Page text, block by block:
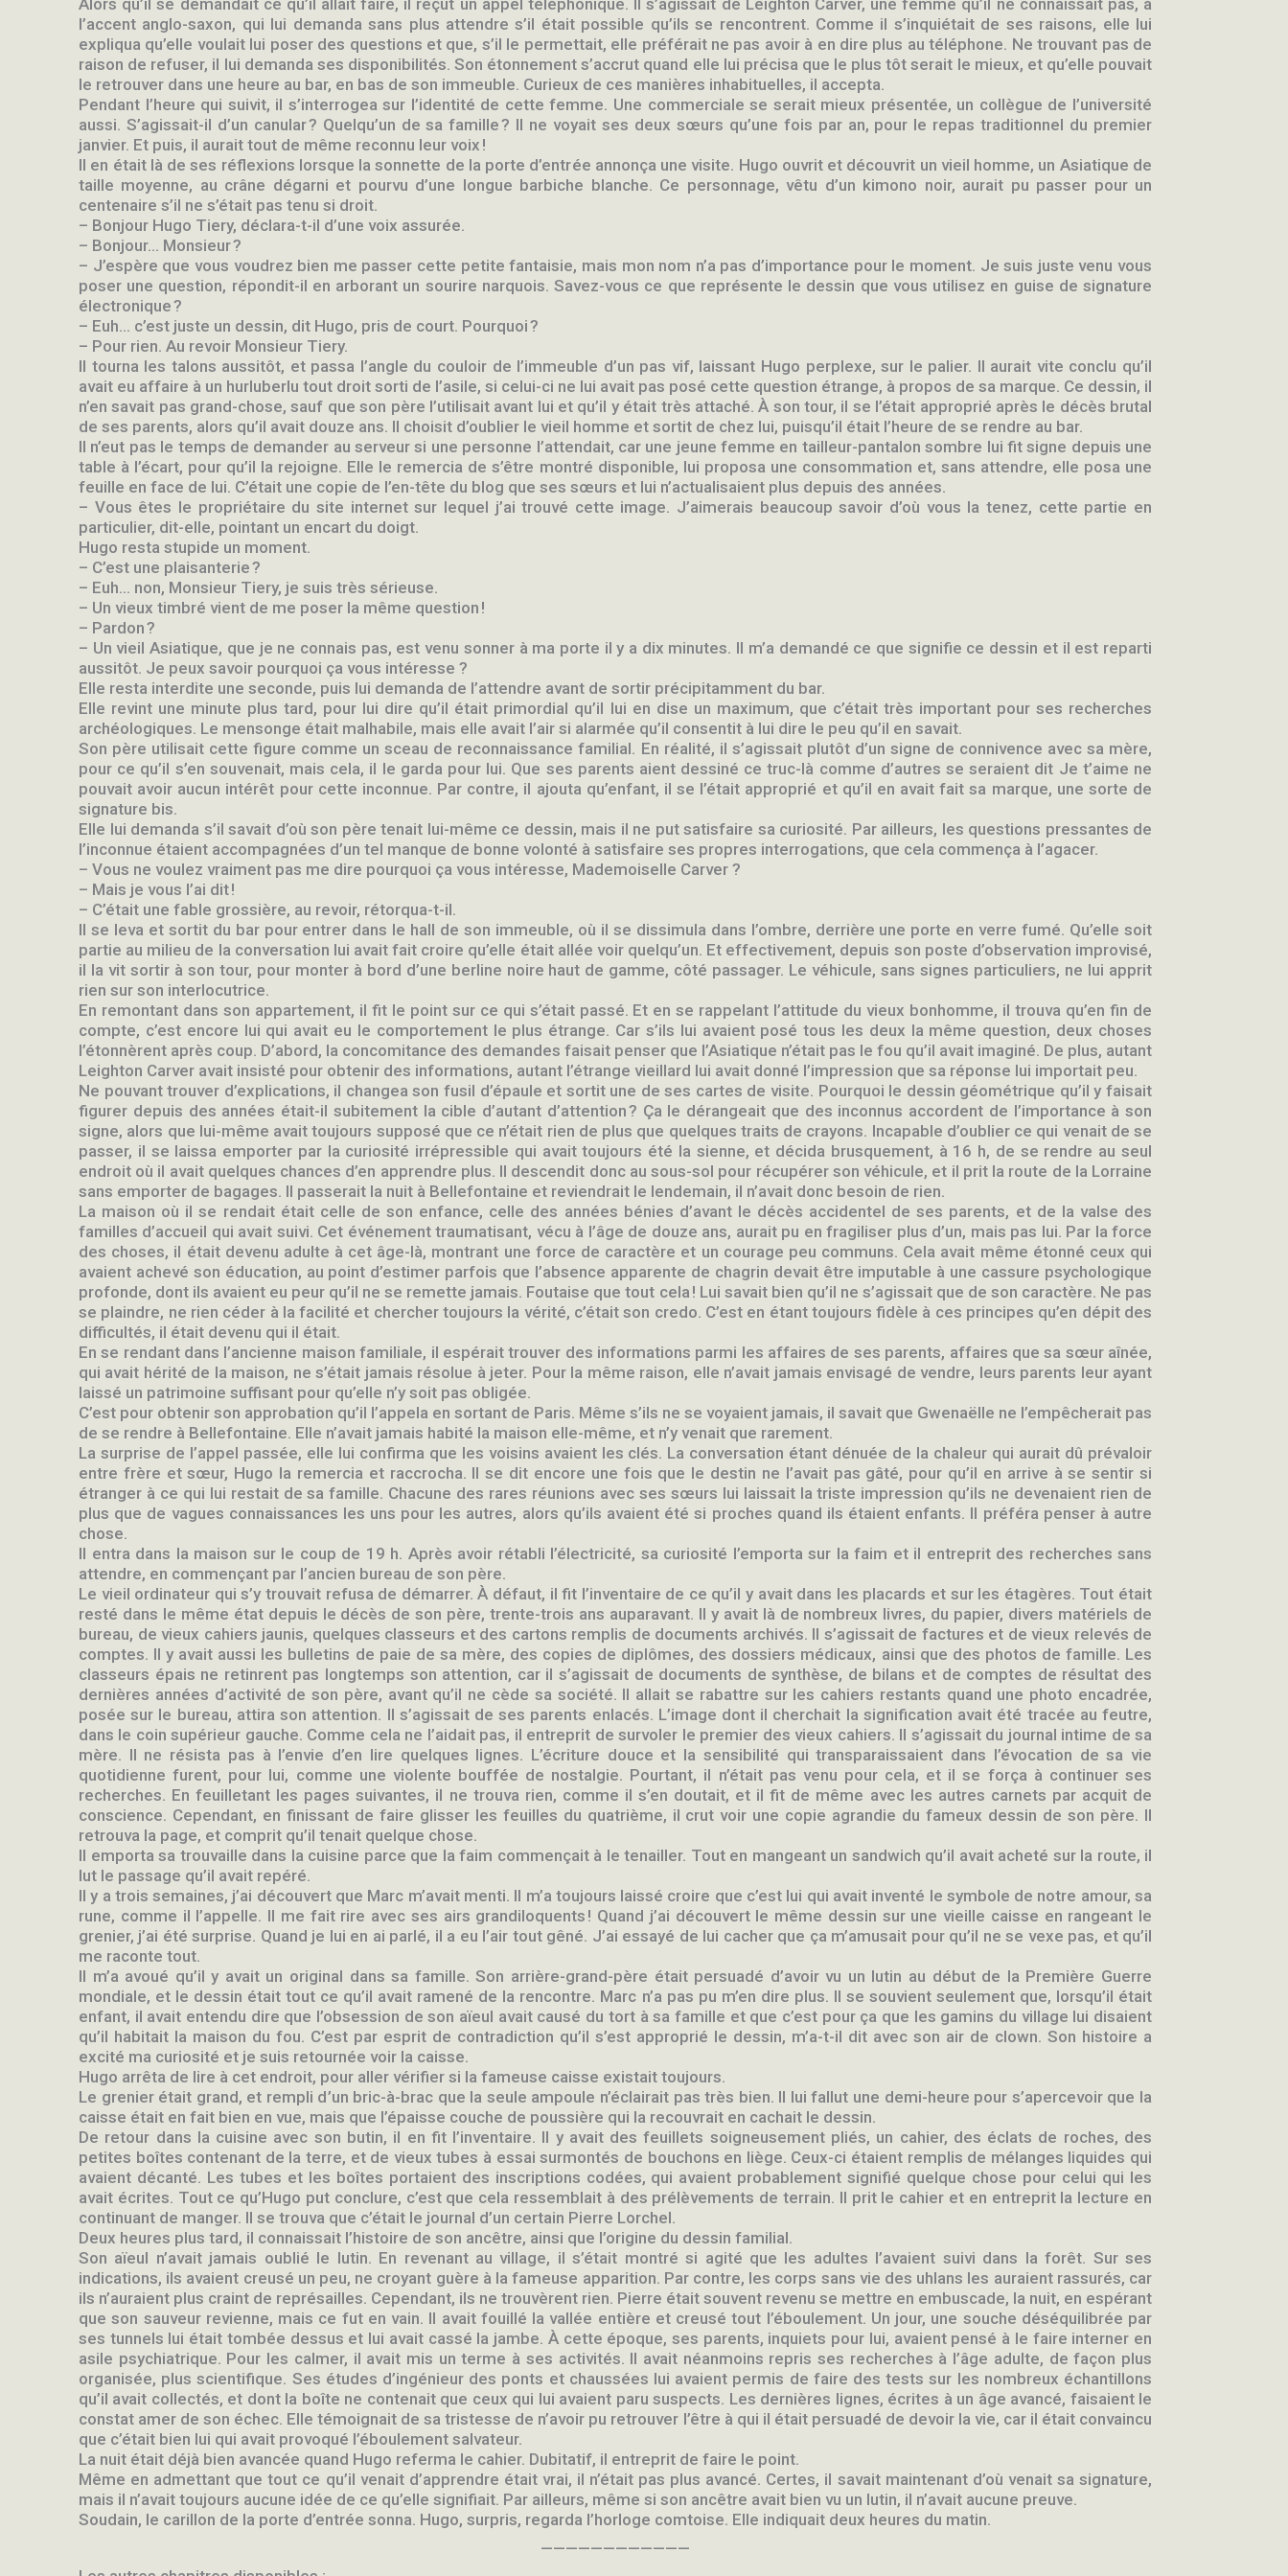
m
t
Alors qu’il se demandait ce qu’il allait faire, il reçut un appel téléphonique. Il s’agissait de Leighton Carver, une femme qu’il ne connaissait pas, à
l’accent anglo-saxon, qui lui demanda sans plus attendre s’il était possible qu’ils se rencontrent. Comme il s’inquiétait de ses raisons, elle lui
expliqua qu’elle voulait lui poser des questions et que, s’il le permettait, elle préférait ne pas avoir à en dire plus au téléphone. Ne trouvant pas de
raison de refuser, il lui demanda ses disponibilités. Son étonnement s’accrut quand elle lui précisa que le plus tôt serait le mieux, et qu’elle pouvait
le retrouver dans une heure au bar, en bas de son immeuble. Curieux de ces manières inhabituelles, il accepta.
Pendant l’heure qui suivit, il s’interrogea sur l’identité de cette femme. Une commerciale se serait mieux présentée, un collègue de l’université
aussi. S’agissait-il d’un canular ? Quelqu’un de sa famille ? Il ne voyait ses deux sœurs qu’une fois par an, pour le repas traditionnel du premier
janvier. Et puis, il aurait tout de même reconnu leur voix !
Il en était là de ses réflexions lorsque la sonnette de la porte d’entrée annonça une visite. Hugo ouvrit et découvrit un vieil homme, un Asiatique de
taille moyenne, au crâne dégarni et pourvu d’une longue barbiche blanche. Ce personnage, vêtu d’un kimono noir, aurait pu passer pour un
centenaire s’il ne s’était pas tenu si droit.
– Bonjour Hugo Tiery, déclara-t-il d’une voix assurée.
– Bonjour… Monsieur ?
– J’espère que vous voudrez bien me passer cette petite fantaisie, mais mon nom n’a pas d’importance pour le moment. Je suis juste venu vous
poser une question, répondit-il en arborant un sourire narquois. Savez-vous ce que représente le dessin que vous utilisez en guise de signature
électronique ?
– Euh… c’est juste un dessin, dit Hugo, pris de court. Pourquoi ?
– Pour rien. Au revoir Monsieur Tiery.
Il tourna les talons aussitôt, et passa l’angle du couloir de l’immeuble d’un pas vif, laissant Hugo perplexe, sur le palier. Il aurait vite conclu qu’il
avait eu affaire à un hurluberlu tout droit sorti de l’asile, si celui-ci ne lui avait pas posé cette question étrange, à propos de sa marque. Ce dessin, il
n’en savait pas grand-chose, sauf que son père l’utilisait avant lui et qu’il y était très attaché. À son tour, il se l’était approprié après le décès brutal
de ses parents, alors qu’il avait douze ans. Il choisit d’oublier le vieil homme et sortit de chez lui, puisqu’il était l’heure de se rendre au bar.
Il n’eut pas le temps de demander au serveur si une personne l’attendait, car une jeune femme en tailleur-pantalon sombre lui fit signe depuis une
table à l’écart, pour qu’il la rejoigne. Elle le remercia de s’être montré disponible, lui proposa une consommation et, sans attendre, elle posa une
feuille en face de lui. C’était une copie de l’en-tête du blog que ses sœurs et lui n’actualisaient plus depuis des années.
– Vous êtes le propriétaire du site internet sur lequel j’ai trouvé cette image. J’aimerais beaucoup savoir d’où vous la tenez, cette partie en
particulier, dit-elle, pointant un encart du doigt.
Hugo resta stupide un moment.
– C’est une plaisanterie ?
– Euh… non, Monsieur Tiery, je suis très sérieuse.
– Un vieux timbré vient de me poser la même question !
– Pardon ?
– Un vieil Asiatique, que je ne connais pas, est venu sonner à ma porte il y a dix minutes. Il m’a demandé ce que signifie ce dessin et il est reparti
aussitôt. Je peux savoir pourquoi ça vous intéresse ?
Elle resta interdite une seconde, puis lui demanda de l’attendre avant de sortir précipitamment du bar.
Elle revint une minute plus tard, pour lui dire qu’il était primordial qu’il lui en dise un maximum, que c’était très important pour ses recherches
archéologiques. Le mensonge était malhabile, mais elle avait l’air si alarmée qu’il consentit à lui dire le peu qu’il en savait.
Son père utilisait cette figure comme un sceau de reconnaissance familial. En réalité, il s’agissait plutôt d’un signe de connivence avec sa mère,
pour ce qu’il s’en souvenait, mais cela, il le garda pour lui. Que ses parents aient dessiné ce truc-là comme d’autres se seraient dit Je t’aime ne
pouvait avoir aucun intérêt pour cette inconnue. Par contre, il ajouta qu’enfant, il se l’était approprié et qu’il en avait fait sa marque, une sorte de
signature bis.
Elle lui demanda s’il savait d’où son père tenait lui-même ce dessin, mais il ne put satisfaire sa curiosité. Par ailleurs, les questions pressantes de
l’inconnue étaient accompagnées d’un tel manque de bonne volonté à satisfaire ses propres interrogations, que cela commença à l’agacer.
– Vous ne voulez vraiment pas me dire pourquoi ça vous intéresse, Mademoiselle Carver ?
– Mais je vous l’ai dit !
– C’était une fable grossière, au revoir, rétorqua-t-il.
Il se leva et sortit du bar pour entrer dans le hall de son immeuble, où il se dissimula dans l’ombre, derrière une porte en verre fumé. Qu’elle soit
partie au milieu de la conversation lui avait fait croire qu’elle était allée voir quelqu’un. Et effectivement, depuis son poste d’observation improvisé,
il la vit sortir à son tour, pour monter à bord d’une berline noire haut de gamme, côté passager. Le véhicule, sans signes particuliers, ne lui apprit
rien sur son interlocutrice.
En remontant dans son appartement, il fit le point sur ce qui s’était passé. Et en se rappelant l’attitude du vieux bonhomme, il trouva qu’en fin de
compte, c’est encore lui qui avait eu le comportement le plus étrange. Car s’ils lui avaient posé tous les deux la même question, deux choses
l’étonnèrent après coup. D’abord, la concomitance des demandes faisait penser que l’Asiatique n’était pas le fou qu’il avait imaginé. De plus, autant
Leighton Carver avait insisté pour obtenir des informations, autant l’étrange vieillard lui avait donné l’impression que sa réponse lui importait peu.
Ne pouvant trouver d’explications, il changea son fusil d’épaule et sortit une de ses cartes de visite. Pourquoi le dessin géométrique qu’il y faisait
figurer depuis des années était-il subitement la cible d’autant d’attention ? Ça le dérangeait que des inconnus accordent de l’importance à son
signe, alors que lui-même avait toujours supposé que ce n’était rien de plus que quelques traits de crayons. Incapable d’oublier ce qui venait de se
passer, il se laissa emporter par la curiosité irrépressible qui avait toujours été la sienne, et décida brusquement, à 16 h, de se rendre au seul
endroit où il avait quelques chances d’en apprendre plus. Il descendit donc au sous-sol pour récupérer son véhicule, et il prit la route de la Lorraine
sans emporter de bagages. Il passerait la nuit à Bellefontaine et reviendrait le lendemain, il n’avait donc besoin de rien.
La maison où il se rendait était celle de son enfance, celle des années bénies d’avant le décès accidentel de ses parents, et de la valse des
familles d’accueil qui avait suivi. Cet événement traumatisant, vécu à l’âge de douze ans, aurait pu en fragiliser plus d’un, mais pas lui. Par la force
des choses, il était devenu adulte à cet âge-là, montrant une force de caractère et un courage peu communs. Cela avait même étonné ceux qui
avaient achevé son éducation, au point d’estimer parfois que l’absence apparente de chagrin devait être imputable à une cassure psychologique
profonde, dont ils avaient eu peur qu’il ne se remette jamais. Foutaise que tout cela ! Lui savait bien qu’il ne s’agissait que de son caractère. Ne pas
se plaindre, ne rien céder à la facilité et chercher toujours la vérité, c’était son credo. C’est en étant toujours fidèle à ces principes qu’en dépit des
difficultés, il était devenu qui il était.
En se rendant dans l’ancienne maison familiale, il espérait trouver des informations parmi les affaires de ses parents, affaires que sa sœur aînée,
qui avait hérité de la maison, ne s’était jamais résolue à jeter. Pour la même raison, elle n’avait jamais envisagé de vendre, leurs parents leur ayant
laissé un patrimoine suffisant pour qu’elle n’y soit pas obligée.
C’est pour obtenir son approbation qu’il l’appela en sortant de Paris. Même s’ils ne se voyaient jamais, il savait que Gwenaëlle ne l’empêcherait pas
de se rendre à Bellefontaine. Elle n’avait jamais habité la maison elle-même, et n’y venait que rarement.
La surprise de l’appel passée, elle lui confirma que les voisins avaient les clés. La conversation étant dénuée de la chaleur qui aurait dû prévaloir
entre frère et sœur, Hugo la remercia et raccrocha. Il se dit encore une fois que le destin ne l’avait pas gâté, pour qu’il en arrive à se sentir si
étranger à ce qui lui restait de sa famille. Chacune des rares réunions avec ses sœurs lui laissait la triste impression qu’ils ne devenaient rien de
plus que de vagues connaissances les uns pour les autres, alors qu’ils avaient été si proches quand ils étaient enfants. Il préféra penser à autre
chose.
Il entra dans la maison sur le coup de 19 h. Après avoir rétabli l’électricité, sa curiosité l’emporta sur la faim et il entreprit des recherches sans
attendre, en commençant par l’ancien bureau de son père.
Le vieil ordinateur qui s’y trouvait refusa de démarrer. À défaut, il fit l’inventaire de ce qu’il y avait dans les placards et sur les étagères. Tout était
resté dans le même état depuis le décès de son père, trente-trois ans auparavant. Il y avait là de nombreux livres, du papier, divers matériels de
bureau, de vieux cahiers jaunis, quelques classeurs et des cartons remplis de documents archivés. Il s’agissait de factures et de vieux relevés de
comptes. Il y avait aussi les bulletins de paie de sa mère, des copies de diplômes, des dossiers médicaux, ainsi que des photos de famille. Les
classeurs épais ne retinrent pas longtemps son attention, car il s’agissait de documents de synthèse, de bilans et de comptes de résultat des
dernières années d’activité de son père, avant qu’il ne cède sa société. Il allait se rabattre sur les cahiers restants quand une photo encadrée,
posée sur le bureau, attira son attention. Il s’agissait de ses parents enlacés. L’image dont il cherchait la signification avait été tracée au feutre,
dans le coin supérieur gauche. Comme cela ne l’aidait pas, il entreprit de survoler le premier des vieux cahiers. Il s’agissait du journal intime de sa
mère. Il ne résista pas à l’envie d’en lire quelques lignes. L’écriture douce et la sensibilité qui transparaissaient dans l’évocation de sa vie
quotidienne furent, pour lui, comme une violente bouffée de nostalgie. Pourtant, il n’était pas venu pour cela, et il se força à continuer ses
recherches. En feuilletant les pages suivantes, il ne trouva rien, comme il s’en doutait, et il fit de même avec les autres carnets par acquit de
conscience. Cependant, en finissant de faire glisser les feuilles du quatrième, il crut voir une copie agrandie du fameux dessin de son père. Il
retrouva la page, et comprit qu’il tenait quelque chose.
Il emporta sa trouvaille dans la cuisine parce que la faim commençait à le tenailler. Tout en mangeant un sandwich qu’il avait acheté sur la route, il
lut le passage qu’il avait repéré.
Il y a trois semaines, j’ai découvert que Marc m’avait menti. Il m’a toujours laissé croire que c’est lui qui avait inventé le symbole de notre amour, sa
rune, comme il l’appelle. Il me fait rire avec ses airs grandiloquents ! Quand j’ai découvert le même dessin sur une vieille caisse en rangeant le
grenier, j’ai été surprise. Quand je lui en ai parlé, il a eu l’air tout gêné. J’ai essayé de lui cacher que ça m’amusait pour qu’il ne se vexe pas, et qu’il
me raconte tout.
Il m’a avoué qu’il y avait un original dans sa famille. Son arrière-grand-père était persuadé d’avoir vu un lutin au début de la Première Guerre
mondiale, et le dessin était tout ce qu’il avait ramené de la rencontre. Marc n’a pas pu m’en dire plus. Il se souvient seulement que, lorsqu’il était
enfant, il avait entendu dire que l’obsession de son aïeul avait causé du tort à sa famille et que c’est pour ça que les gamins du village lui disaient
qu’il habitait la maison du fou. C’est par esprit de contradiction qu’il s’est approprié le dessin, m’a-t-il dit avec son air de clown. Son histoire a
excité ma curiosité et je suis retournée voir la caisse.
Hugo arrêta de lire à cet endroit, pour aller vérifier si la fameuse caisse existait toujours.
Le grenier était grand, et rempli d’un bric-à-brac que la seule ampoule n’éclairait pas très bien. Il lui fallut une demi-heure pour s’apercevoir que la
caisse était en fait bien en vue, mais que l’épaisse couche de poussière qui la recouvrait en cachait le dessin.
De retour dans la cuisine avec son butin, il en fit l’inventaire. Il y avait des feuillets soigneusement pliés, un cahier, des éclats de roches, des
petites boîtes contenant de la terre, et de vieux tubes à essai surmontés de bouchons en liège. Ceux-ci étaient remplis de mélanges liquides qui
avaient décanté. Les tubes et les boîtes portaient des inscriptions codées, qui avaient probablement signifié quelque chose pour celui qui les
avait écrites. Tout ce qu’Hugo put conclure, c’est que cela ressemblait à des prélèvements de terrain. Il prit le cahier et en entreprit la lecture en
continuant de manger. Il se trouva que c’était le journal d’un certain Pierre Lorchel.
Deux heures plus tard, il connaissait l’histoire de son ancêtre, ainsi que l’origine du dessin familial.
Son aïeul n’avait jamais oublié le lutin. En revenant au village, il s’était montré si agité que les adultes l’avaient suivi dans la forêt. Sur ses
indications, ils avaient creusé un peu, ne croyant guère à la fameuse apparition. Par contre, les corps sans vie des uhlans les auraient rassurés, car
ils n’auraient plus craint de représailles. Cependant, ils ne trouvèrent rien. Pierre était souvent revenu se mettre en embuscade, la nuit, en espérant
que son sauveur revienne, mais ce fut en vain. Il avait fouillé la vallée entière et creusé tout l’éboulement. Un jour, une souche déséquilibrée par
ses tunnels lui était tombée dessus et lui avait cassé la jambe. À cette époque, ses parents, inquiets pour lui, avaient pensé à le faire interner en
asile psychiatrique. Pour les calmer, il avait mis un terme à ses activités. Il avait néanmoins repris ses recherches à l’âge adulte, de façon plus
organisée, plus scientifique. Ses études d’ingénieur des ponts et chaussées lui avaient permis de faire des tests sur les nombreux échantillons
qu’il avait collectés, et dont la boîte ne contenait que ceux qui lui avaient paru suspects. Les dernières lignes, écrites à un âge avancé, faisaient le
constat amer de son échec. Elle témoignait de sa tristesse de n’avoir pu retrouver l’être à qui il était persuadé de devoir la vie, car il était convaincu
que c’était bien lui qui avait provoqué l’éboulement salvateur.
La nuit était déjà bien avancée quand Hugo referma le cahier. Dubitatif, il entreprit de faire le point.
Même en admettant que tout ce qu’il venait d’apprendre était vrai, il n’était pas plus avancé. Certes, il savait maintenant d’où venait sa signature,
mais il n’avait toujours aucune idée de ce qu’elle signifiait. Par ailleurs, même si son ancêtre avait bien vu un lutin, il n’avait aucune preuve.
Soudain, le carillon de la porte d’entrée sonna. Hugo, surpris, regarda l’horloge comtoise. Elle indiquait deux heures du matin.
————————————